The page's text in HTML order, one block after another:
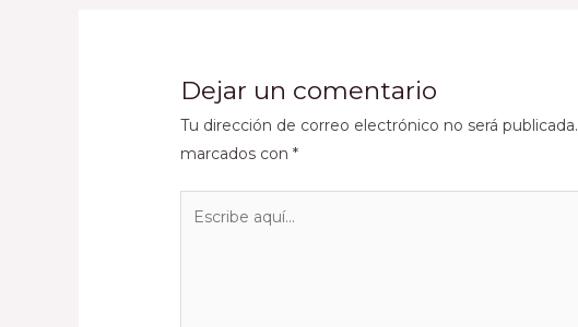
Dejar un comentario
Tu dirección de correo electrónico no será publicada.
marcados con*